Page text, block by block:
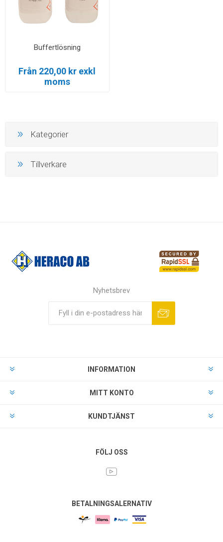
Buffertlösning
Från 220,00 kr exkl
moms
Kategorier
Tillverkare
Nyhetsbrev
INFORMATION
MITT KONTO
KUNDTJÄNST
FÖLJ OSS
BETALNINGSALERNATIV